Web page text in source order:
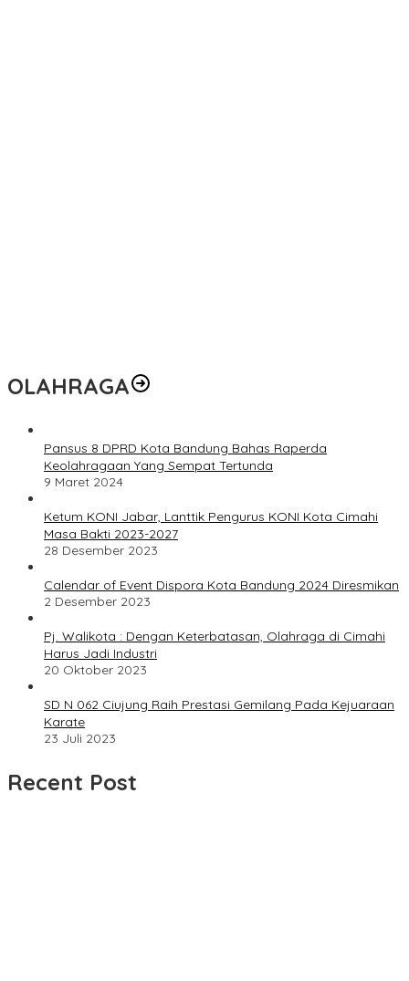
OLAHRAGA
Pansus 8 DPRD Kota Bandung Bahas Raperda
Keolahragaan Yang Sempat Tertunda
9 Maret 2024
Ketum KONI Jabar, Lanttik Pengurus KONI Kota Cimahi
Masa Bakti 2023-2027
28 Desember 2023
Calendar of Event Dispora Kota Bandung 2024 Diresmikan
2 Desember 2023
Pj. Walikota : Dengan Keterbatasan, Olahraga di Cimahi
Harus Jadi Industri
20 Oktober 2023
SD N 062 Ciujung Raih Prestasi Gemilang Pada Kejuaraan
Karate
23 Juli 2023
Recent Post